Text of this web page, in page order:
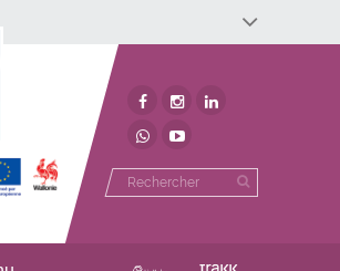
économique
territorial